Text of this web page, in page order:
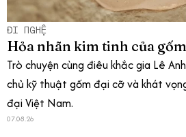
ĐI NGHỆ
Hỏa nhãn kim tinh của
Trò chuyện cùng điêu khắc gia Lê
chủ kỹ thuật gốm đại cỡ và khát
đại Việt Nam.
07.08.26